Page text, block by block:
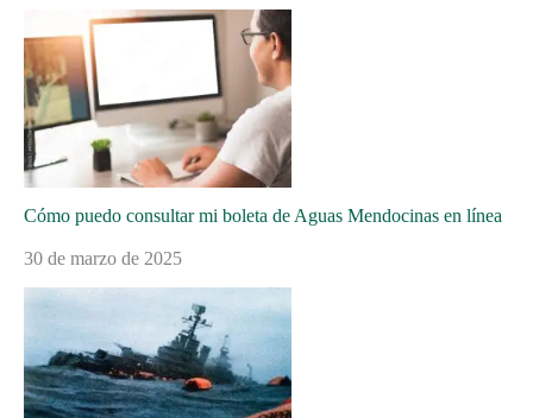
Cómo puedo consultar mi boleta de Aguas Mendocinas en línea
30 de marzo de 2025